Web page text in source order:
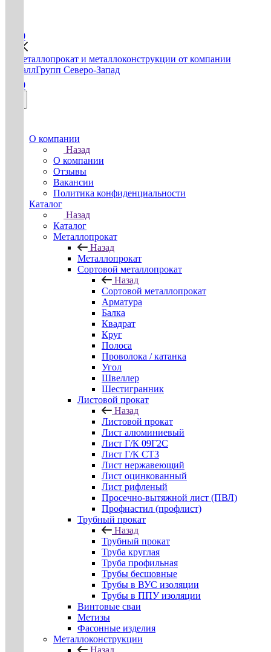
0
0
О компании
Назад
О компании
Отзывы
Вакансии
Политика конфиденциальности
Каталог
Назад
Каталог
Металлопрокат
Назад
Металлопрокат
Сортовой металлопрокат
Назад
Сортовой металлопрокат
Арматура
Балка
Квадрат
Круг
Полоса
Проволока / катанка
Угол
Швеллер
Шестигранник
Листовой прокат
Назад
Листовой прокат
Лист алюминиевый
Лист Г/К 09Г2С
Лист Г/К СТ3
Лист нержавеющий
Лист оцинкованный
Лист рифленый
Просечно-вытяжной лист (ПВЛ)
Профнастил (профлист)
Трубный прокат
Назад
Трубный прокат
Труба круглая
Труба профильная
Трубы бесшовные
Трубы в ВУС изоляции
Трубы в ППУ изоляции
Винтовые сваи
Метизы
Фасонные изделия
Металлоконструкции
Назад